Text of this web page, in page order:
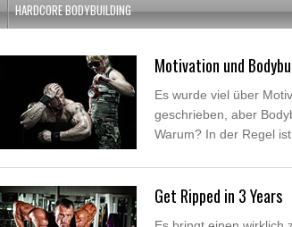
HARDCORE BODYBUILDING
Motivation und
Es wurde viel über
geschrieben, aber
Warum? In der Regel
Get Ripped in 3 Years